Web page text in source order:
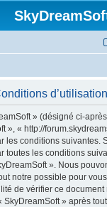
d’utilisation
» (désigné ci-
», « http://
les conditions suivantes.
toutes les conditions
». Nous
notre possible pour
de vérifier ce
» après